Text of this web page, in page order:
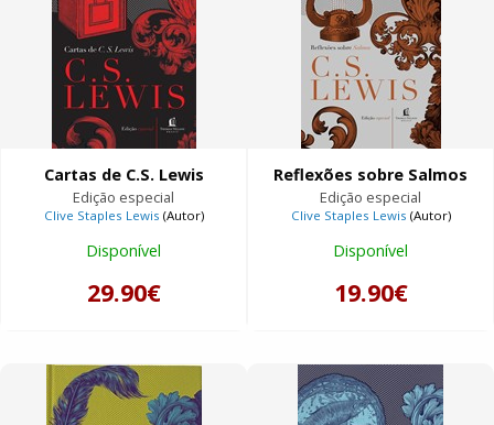
Cartas de C.S. Lewis
Edição especial
Clive Staples Lewis (Autor)
Disponível
29.90€
Reflexões sobre Salmos
Edição especial
Clive Staples Lewis (Autor)
Disponível
19.90€